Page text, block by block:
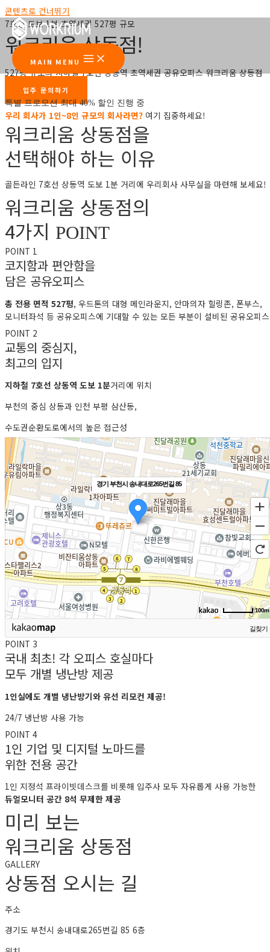
콘텐츠로 건너뛰기
MAIN MENU
7호선 도보 1분 초역세권 527평 규모
워크리움 상동점!
527평 규모의 지하철 7호선 상동역 초역세권 공유오피스 워크리움 상동점
입주 문의하기
특별 프로모션 최대 40% 할인 진행 중
우리 회사가 1인~8인 규모의 회사라면? 여기 집중하세요!
워크리움 상동점을
선택해야 하는 이유
골든라인 7호선 상동역 도보 1분 거리에 우리회사 사무실을 마련해 보세요!
워크리움 상동점의
4가지 POINT
POINT 1
코지함과 편안함을
담은 공유오피스
총 전용 면적 527평, 우드톤의 대형 메인라운지, 안마의자 힐링존, 폰부스,
모니터좌석 등 공유오피스에 기대할 수 있는 모든 부분이 설비된 공유오피
POINT 2
교통의 중심지,
최고의 입지
지하철 7호선 상동역 도보 1분거리에 위치
부천의 중심 상동과 인천 부평 삼산동,
수도권순환도로에서의 높은 접근성
경기 부천시 송내대로265번길 85
100m
길찾기
POINT 3
국내 최초! 각 오피스 호실마다
모두 개별 냉난방 제공
1인실에도 개별 냉난방기와 유선 리모컨 제공!
24/7 냉난방 사용 가능
POINT 4
1인 기업 및 디지털 노마드를
위한 전용 공간
1인 지정석 프라이빗데스크를 비롯해 입주사 모두 자유롭게 사용 가능한
듀얼모니터 공간 8석 무제한 제공
미리 보는
워크리움 상동점
GALLERY
상동점 오시는 길
주소
경기도 부천시 송내대로265번길 85 6층